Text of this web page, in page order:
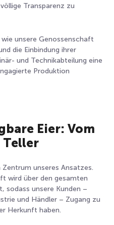
Transparenz zu
unsere Genossenschaft
die Einbindung ihrer
und Technikabteilung eine
Produktion
Eier: Vom
Teller
unseres Ansatzes.
wird über den gesamten
sodass unsere Kunden –
und Händler – Zugang zu
Herkunft haben.